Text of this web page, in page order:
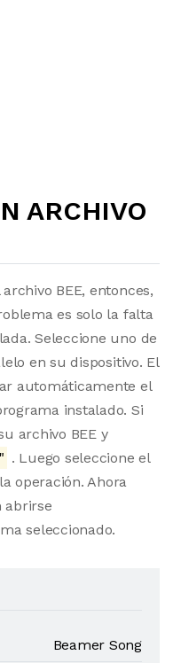
ARCHIVO
BEE, entonces,
es solo la falta
Seleccione uno de
en su dispositivo. El
automáticamente el
instalado. Si
archivo BEE y
. Luego seleccione el
operación. Ahora
abrirse
seleccionado.
Beamer Song